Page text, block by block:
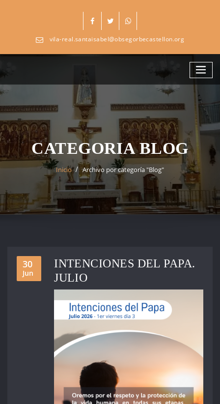
vila-real.santaisabel@obsegorbecastellon.org
CATEGORIA BLOG
Inicio Archivo por categoría "Blog"
30
Jun
INTENCIONES DEL PAPA.
JULIO